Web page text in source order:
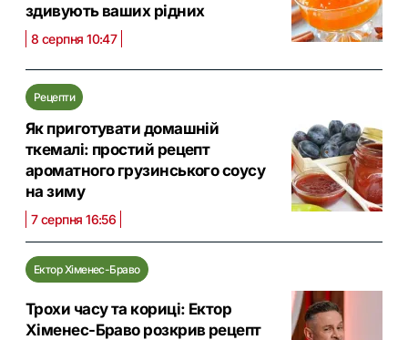
здивують ваших рідних
8 серпня 10:47
Рецепти
Як приготувати домашній
ткемалі: простий рецепт
ароматного грузинського соусу
на зиму
7 серпня 16:56
Ектор Хіменес-Браво
Трохи часу та кориці: Ектор
Хіменес-Браво розкрив рецепт